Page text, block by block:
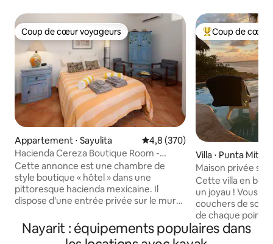
Coup de cœur voyageurs
Coup de cœur voyageurs
Appartement ⋅ Sayulita Évaluation moyenne sur la
4,8 (370)
Hacienda Cereza Boutique Room -
piscine, A/C, parking
Cette annonce est une chambre de
style boutique « hôtel » dans une
pittoresque hacienda mexicaine. Il
dispose d'une entrée privée sur le mur
bain/douche complète et privée, et
d'une kitchenette avec réfrigérateur
Coups de cœur
Coup de cœur
Villa ⋅ Punta Mita
Maison privée
mer
Cette villa en
un joyau ! Vous
couchers de
de chaque point
meilleur : vous
notre petite
Nayarit : équipements populaires dans